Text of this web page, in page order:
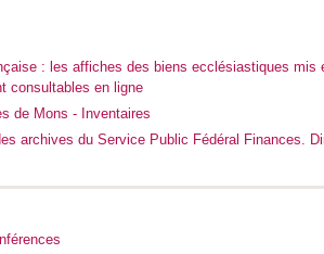
: les affiches des biens ecclésiastiques mis
consultables en ligne
de Mons - Inventaires
archives du Service Public Fédéral Finances.